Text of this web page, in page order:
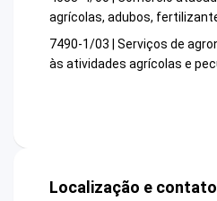
agrícolas, adubos,
7490-1/03 | Serviços de
às atividades agrícolas e
Localização e